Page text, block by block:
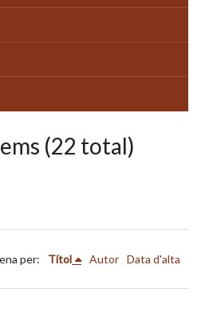
(22 total)
per: Títol Autor Data d'alta